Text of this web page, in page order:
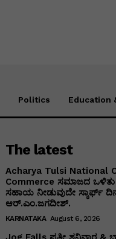
Politics Education
The latest
Acharya Tulsi National
Commerce ಸಮಾಜದ ಒಳಿತು
ಸಹಾಯ ನೀಡುವುದೇ ಸ್ಕಾರ್ಫ್
ಆರ್.ಎಂ.ಜಗದೀಶ್.
KARNATAKA August 6, 2026